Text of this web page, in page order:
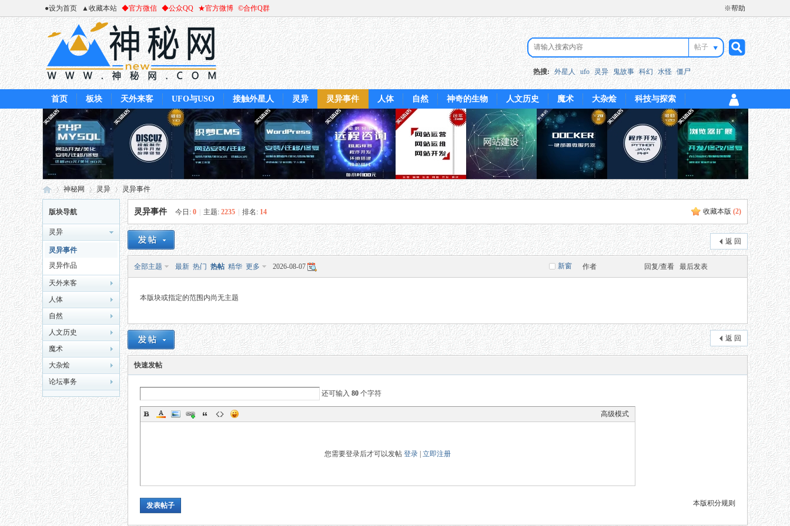
●设为首页 ▲收藏本站 ◆官方微信 ◆公众QQ ★官方微博 ©合作Q群 ※帮助
帖子
搜
索
热搜: 外星人 ufo 灵异 鬼故事 科幻 水怪 僵尸
首页 板块 天外来客 UFO与USO 接触外星人 灵异 灵异事件 人体 自然 神奇的生物 人文历史 魔术 大杂烩 科技与探索
神
秘
网
»
神秘网
›
灵异
›
灵异事件
版块导航
灵异
灵异事件
灵异作品
天外来客
人体
自然
人文历史
魔术
大杂烩
论坛事务
收藏本版 (2)
灵异事件 今日: 0 主题: 2235 排名: 14
返 回
新窗
全部主题 最新 热门 热帖 精华 更多 2026-08-07 作者 回复/查看 最后发表
本版块或指定的范围内尚无主题
返 回
快速发帖
还可输入 80 个字符
高级模式
您需要登录后才可以发帖 登录 立即注册
本版积分规则
发表帖子